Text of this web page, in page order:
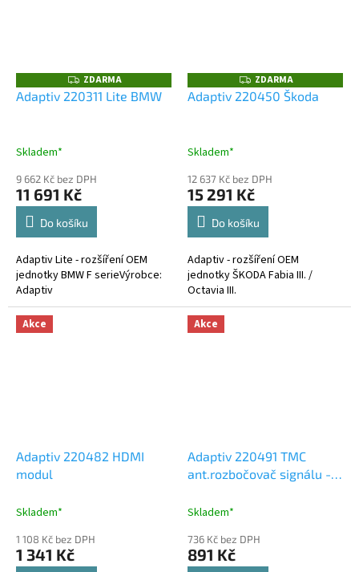
Z
D
A
ZDARMA
Adaptiv 220311 Lite BMW
Skladem*
9 662 Kč bez DPH
11 691 Kč
Do košíku
Adaptiv Lite - rozšíření OEM
jednotky BMW F serieVýrobce:
Adaptiv
Z
D
A
ZDARMA
Adaptiv 220450 Škoda
Skladem*
12 637 Kč bez DPH
15 291 Kč
Do košíku
Adaptiv - rozšíření OEM
jednotky ŠKODA Fabia III. /
Octavia III.
Akce
Adaptiv 220482 HDMI
modul
Skladem*
1 108 Kč bez DPH
1 341 Kč
Akce
Adaptiv 220491 TMC
ant.rozbočovač signálu -
Skladem*
736 Kč bez DPH
891 Kč